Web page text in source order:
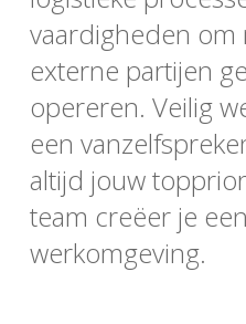
vaardigheden
externe partijen
opereren. Veilig
een
altijd jouw
team creëer je
werkomgeving.